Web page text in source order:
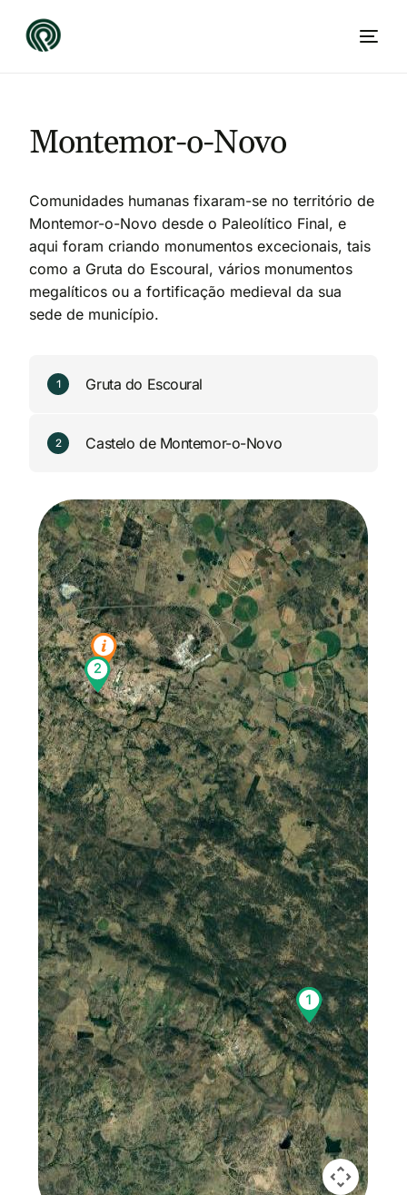
Montemor-o-Novo
Comunidades humanas fixaram-se no território de
Montemor-o-Novo desde o Paleolítico Final, e
aqui foram criando monumentos excecionais, tais
como a Gruta do Escoural, vários monumentos
megalíticos ou a fortificação medieval da sua
sede de município.
1 Gruta do Escoural
2 Castelo de Montemor-o-Novo
PT